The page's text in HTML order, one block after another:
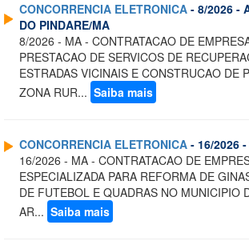
CONCORRENCIA ELETRONICA - 8/2026 -
DO PINDARE/MA
8/2026 - MA - CONTRATACAO DE
PRESTACAO DE SERVICOS DE
ESTRADAS VICINAIS E CONSTRUCAO DE
ZONA RUR... Saiba mais
CONCORRENCIA ELETRONICA - 16/2026
16/2026 - MA - CONTRATACAO DE
ESPECIALIZADA PARA REFORMA DE
DE FUTEBOL E QUADRAS NO MUNICIPIO
AR... Saiba mais